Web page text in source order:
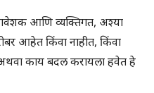
आणि व्यक्तिगत, अश्या
आहेत किंवा नाहीत, किंवा
काय बदल करायला हवेत हे